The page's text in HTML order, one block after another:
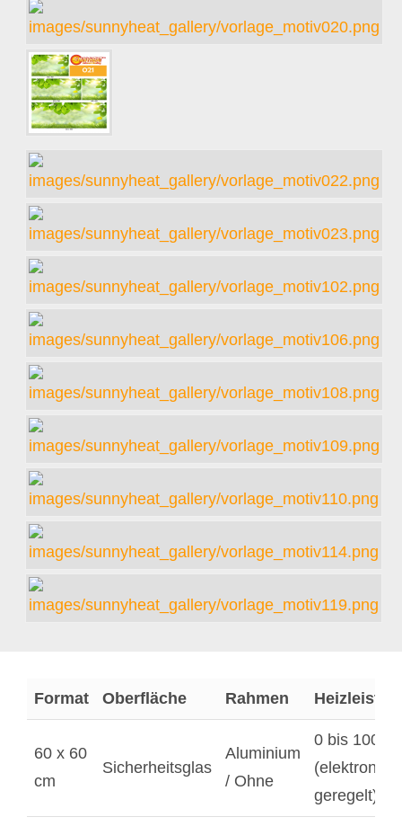
Format Oberfläche Rahmen
60 x 60
cm
Sicherheitsglas
Aluminium
/ Ohne
0 bis 1000
geregelt)